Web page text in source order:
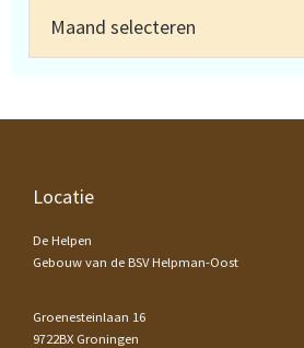
Footer
Locatie
De Helpen
Gebouw van de BSV Helpman-Oost
Groenesteinlaan 16
9722BX Groningen